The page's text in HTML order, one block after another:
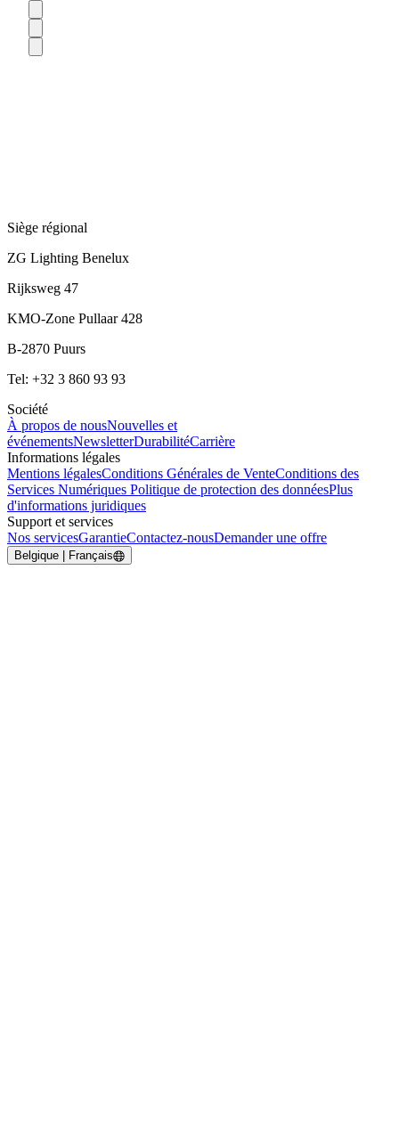
Siège régional
ZG Lighting Benelux
Rijksweg 47
KMO-Zone Pullaar 428
B-2870 Puurs
Tel: +32 3 860 93 93
Société
À propos de nousNouvelles et
événementsNewsletterDurabilitéCarrière
Informations légales
Mentions légalesConditions Générales de VenteConditions des
Services Numériques Politique de protection des donnéesPlus
d'informations juridiques
Support et services
Nos servicesGarantieContactez-nousDemander une offre
Belgique | Français